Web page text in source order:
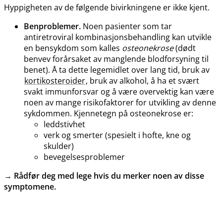
Hyppigheten av de følgende bivirkningene er ikke kjent.
Benproblemer. Noen pasienter som tar
antiretroviral kombinasjonsbehandling kan utvikle
en bensykdom som kalles osteonekrose(dødt
benvev forårsaket av manglende blodforsyning til
benet). Å ta dette legemidlet over lang tid, bruk av
kortikosteroider, bruk av alkohol, å ha et svært
svakt immunforsvar og å være overvektig kan være
noen av mange risikofaktorer for utvikling av denne
sykdommen. Kjennetegn på osteonekrose er:
leddstivhet
verk og smerter (spesielt i hofte, kne og
skulder)
bevegelsesproblemer
→ Rådfør deg med lege hvis du merker noen av disse
symptomene.